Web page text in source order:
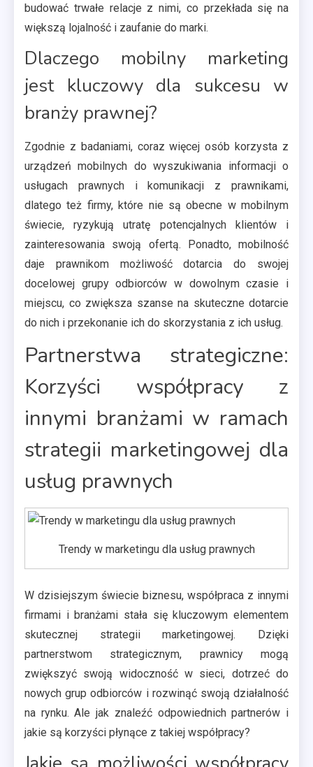
budować trwałe relacje z nimi, co przekłada się na
większą lojalność i zaufanie do marki.
Dlaczego mobilny marketing
jest kluczowy dla sukcesu w
branży prawnej?
Zgodnie z badaniami, coraz więcej osób korzysta z
urządzeń mobilnych do wyszukiwania informacji o
usługach prawnych i komunikacji z prawnikami,
dlatego też firmy, które nie są obecne w mobilnym
świecie, ryzykują utratę potencjalnych klientów i
zainteresowania swoją ofertą. Ponadto, mobilność
daje prawnikom możliwość dotarcia do swojej
docelowej grupy odbiorców w dowolnym czasie i
miejscu, co zwiększa szanse na skuteczne dotarcie
do nich i przekonanie ich do skorzystania z ich usług.
Partnerstwa strategiczne:
Korzyści współpracy z
innymi branżami w ramach
strategii marketingowej dla
usług prawnych
Trendy w marketingu dla usług prawnych
W dzisiejszym świecie biznesu, współpraca z innymi
firmami i branżami stała się kluczowym elementem
skutecznej strategii marketingowej. Dzięki
partnerstwom strategicznym, prawnicy mogą
zwiększyć swoją widoczność w sieci, dotrzeć do
nowych grup odbiorców i rozwinąć swoją działalność
na rynku. Ale jak znaleźć odpowiednich partnerów i
jakie są korzyści płynące z takiej współpracy?